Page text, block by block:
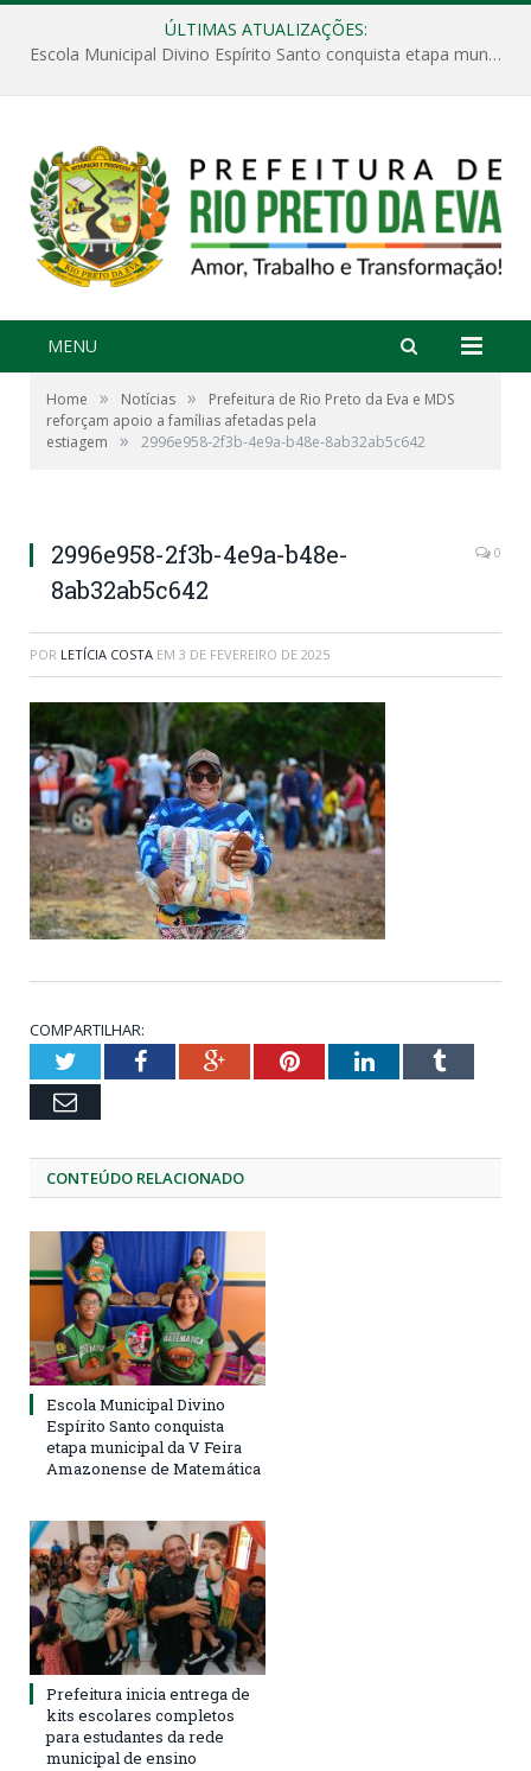
ÚLTIMAS ATUALIZAÇÕES:
Escola Municipal Divino Espírito Santo conquista etapa municipal da V Feira Amazonense de Matemática
MENU
Home » Notícias »
Prefeitura de Rio Preto da Eva e MDS
reforçam apoio a famílias afetadas pela
estiagem
» 2996e958-2f3b-4e9a-b48e-8ab32ab5c642
2996e958-2f3b-4e9a-b48e-
8ab32ab5c642
0
POR LETÍCIA COSTA EM 3 DE FEVEREIRO DE 2025
COMPARTILHAR:
TwitterFacebookGoogle+PinterestLinkedInTumblr
Email
CONTEÚDO RELACIONADO
Escola Municipal Divino
Espírito Santo conquista
etapa municipal da V Feira
Amazonense de Matemática
Prefeitura inicia entrega de
kits escolares completos
para estudantes da rede
municipal de ensino